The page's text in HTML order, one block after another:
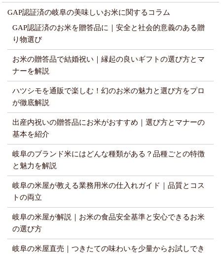
GAP認証済の岐阜の美味しいお米に関するコラム
GAP認証済のお米を贈答品に｜安全と社会的意義のある贈
り物選び
お米の贈答品で結婚祝い｜縁起の良いギフトの選び方とマ
ナーを解説
ハツシモを通販で楽しむ！幻のお米の魅力と選び方をプロ
が徹底解説
出産内祝いの贈答品にお米がおすすめ｜選び方とマナーの
基本を紹介
岐阜のブランド米にはどんな種類がある？品種ごとの特徴
と魅力を解説
岐阜の米屋が教える業務用米の仕入れガイド｜品質とコス
トの両立
岐阜の米屋が解説｜お米の食品安全基準と安心できるお米
の選び方
岐阜の米屋直売｜つきたての味わいを少量からお試しでき